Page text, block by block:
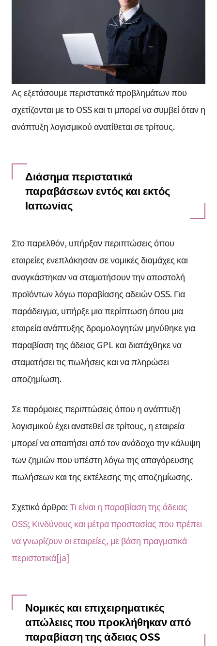
Ας εξετάσουμε περιστατικά προβλημάτων που
σχετίζονται με το OSS και τι μπορεί να συμβεί όταν η
ανάπτυξη λογισμικού ανατίθεται σε τρίτους.
Διάσημα περιστατικά
παραβάσεων εντός και εκτός
Ιαπωνίας
Στο παρελθόν, υπήρξαν περιπτώσεις όπου
εταιρείες ενεπλάκησαν σε νομικές διαμάχες και
αναγκάστηκαν να σταματήσουν την αποστολή
προϊόντων λόγω παραβίασης αδειών OSS. Για
παράδειγμα, υπήρξε μια περίπτωση όπου μια
εταιρεία ανάπτυξης δρομολογητών μηνύθηκε για
παραβίαση της άδειας GPL και διατάχθηκε να
σταματήσει τις πωλήσεις και να πληρώσει
αποζημίωση.
Σε παρόμοιες περιπτώσεις όπου η ανάπτυξη
λογισμικού έχει ανατεθεί σε τρίτους, η εταιρεία
μπορεί να απαιτήσει από τον ανάδοχο την κάλυψη
των ζημιών που υπέστη λόγω της απαγόρευσης
πωλήσεων και της εκτέλεσης της αποζημίωσης.
Σχετικό άρθρο:Τι είναι η παραβίαση της άδειας
OSS; Κινδύνους και μέτρα προστασίας που πρέπει
να γνωρίζουν οι εταιρείες, με βάση πραγματικά
περιστατικά[ja]
Νομικές και επιχειρηματικές
απώλειες που προκλήθηκαν από
παραβίαση της άδειας OSS